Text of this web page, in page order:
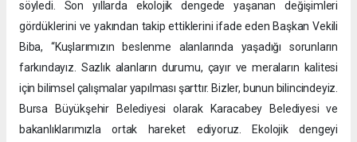
söyledi. Son yıllarda ekolojik dengede yaşanan değişimleri
gördüklerini ve yakından takip ettiklerini ifade eden Başkan Vekili
Biba, “Kuşlarımızın beslenme alanlarında yaşadığı sorunların
farkındayız. Sazlık alanların durumu, çayır ve meraların kalitesi
için bilimsel çalışmalar yapılması şarttır. Bizler, bunun bilincindeyiz.
Bursa Büyükşehir Belediyesi olarak Karacabey Belediyesi ve
bakanlıklarımızla ortak hareket ediyoruz. Ekolojik dengeyi